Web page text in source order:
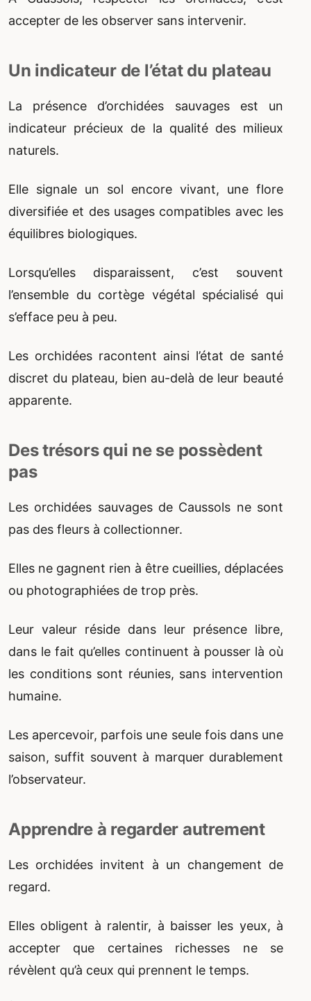
accepter de les observer sans intervenir.
Un indicateur de l’état du plateau
La présence d’orchidées sauvages est un
indicateur précieux de la qualité des milieux
naturels.
Elle signale un sol encore vivant, une flore
diversifiée et des usages compatibles avec les
équilibres biologiques.
Lorsqu’elles disparaissent, c’est souvent
l’ensemble du cortège végétal spécialisé qui
s’efface peu à peu.
Les orchidées racontent ainsi l’état de santé
discret du plateau, bien au-delà de leur beauté
apparente.
Des trésors qui ne se possèdent
pas
Les orchidées sauvages de Caussols ne sont
pas des fleurs à collectionner.
Elles ne gagnent rien à être cueillies, déplacées
ou photographiées de trop près.
Leur valeur réside dans leur présence libre,
dans le fait qu’elles continuent à pousser là où
les conditions sont réunies, sans intervention
humaine.
Les apercevoir, parfois une seule fois dans une
saison, suffit souvent à marquer durablement
l’observateur.
Apprendre à regarder autrement
Les orchidées invitent à un changement de
regard.
Elles obligent à ralentir, à baisser les yeux, à
accepter que certaines richesses ne se
révèlent qu’à ceux qui prennent le temps.